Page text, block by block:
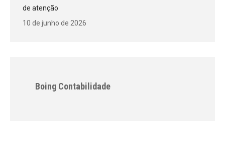
de atenção
10 de junho de 2026
Boing Contabilidade